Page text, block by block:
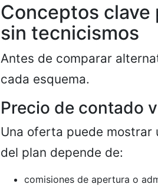
Conceptos clave
sin tecnicismos
Antes de comparar
cada esquema.
Precio de contado
Una oferta puede
del plan depende de:
comisiones de apertura o